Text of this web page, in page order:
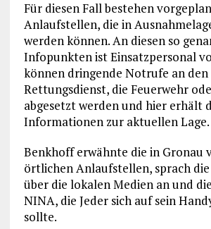
Für diesen Fall bestehen
Anlaufstellen, die in
werden können. An diesen so
Infopunkten ist Einsatzpersonal
können dringende Notrufe an den
Rettungsdienst, die Feuerwehr
abgesetzt werden und hier erhält
Informationen zur aktuellen Lage.
Benkhoff erwähnte die in Gronau
örtlichen Anlaufstellen, sprach
über die lokalen Medien an und
NINA, die Jeder sich auf sein
sollte.